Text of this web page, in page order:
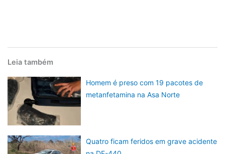
Leia também
Homem é preso com 19 pacotes de
metanfetamina na Asa Norte
Quatro ficam feridos em grave acidente